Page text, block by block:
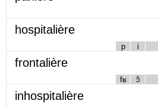
hospitalière
p i
frontalière
fʁ ɔ̃
inhospitalière